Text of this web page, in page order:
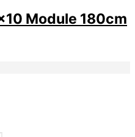
Module 180cm